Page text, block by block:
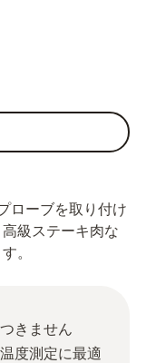
ローブを取り付け
級ステーキ肉な
。
きません
度測定に最適